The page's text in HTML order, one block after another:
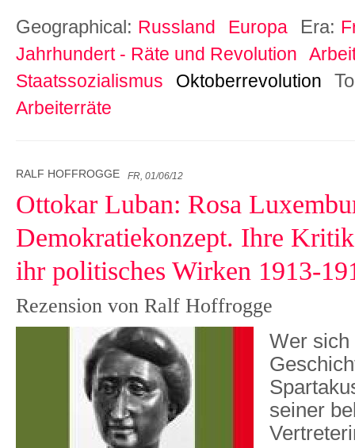
Geographical: Russland Europa Era:
Jahrhundert - Räte und Revolution
Staatssozialismus
Oktoberrevolution
Arbeiterräte
RALF HOFFROGGE FR, 01/06/12
Ottokar Luban: Rosa
Demokratiekonzept. Ihre
ihr politisches Wirken 1913-
Rezension von Ralf Hoffrogge
Wer sich
seiner